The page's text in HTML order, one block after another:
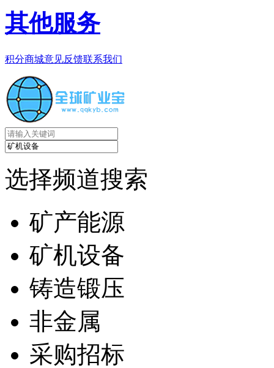
其他服务
积分商城意见反馈联系我们
选择频道搜索
矿产能源
矿机设备
铸造锻压
非金属
采购招标